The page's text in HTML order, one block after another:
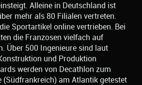
Alleine in Deutschland ist
mehr als 80 Filialen vertreten.
Sportartikel online vertrieben. Bei
die Franzosen vielfach auf
Über 500 Ingenieure sind laut
und Produktion
werden von Decathlon zum
(Südfrankreich) am Atlantik getestet